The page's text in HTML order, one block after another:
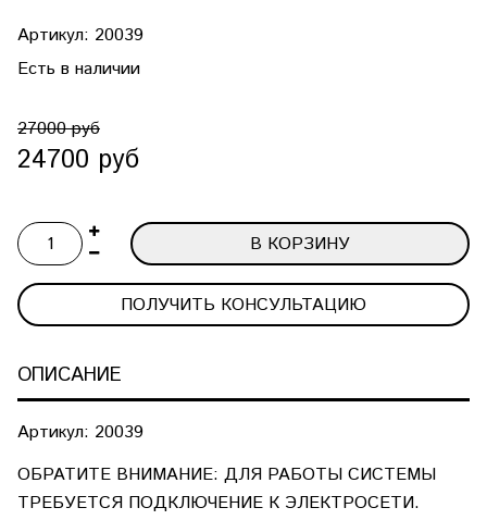
Артикул: 20039
Есть в наличии
27000 руб
24700 руб
В КОРЗИНУ
ПОЛУЧИТЬ КОНСУЛЬТАЦИЮ
ОПИСАНИЕ
Артикул: 20039
ОБРАТИТЕ ВНИМАНИЕ: ДЛЯ РАБОТЫ СИСТЕМЫ
ТРЕБУЕТСЯ ПОДКЛЮЧЕНИЕ К ЭЛЕКТРОСЕТИ.